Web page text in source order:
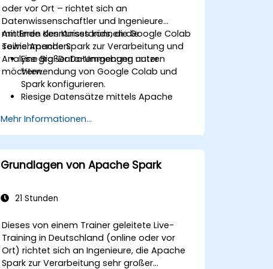
oder vor Ort – richtet sich an
Datenwissenschaftler und Ingenieure
mittleren Kenntnisstands, die Google Colab
sowie Apache Spark zur Verarbeitung und
Analyse großer Datenmengen nutzen
möchten.
Am Ende des Kurses können die
Teilnehmenden:
Eine Big-Data-Umgebung unter
Verwendung von Google Colab und
Spark konfigurieren.
Riesige Datensätze mittels Apache
analysieren.
Große Datenmengen in einer
gemeinsamen Arbeitsumgebung
visualisieren.
Apache Spark erfolgreich mit
Mehr Informationen...
Grundlagen von Apache Spark
21 Stunden
Dieses von einem Trainer geleitete Live-
Training in Deutschland (online oder vor
Ort) richtet sich an Ingenieure, die Apache
Spark zur Verarbeitung sehr großer